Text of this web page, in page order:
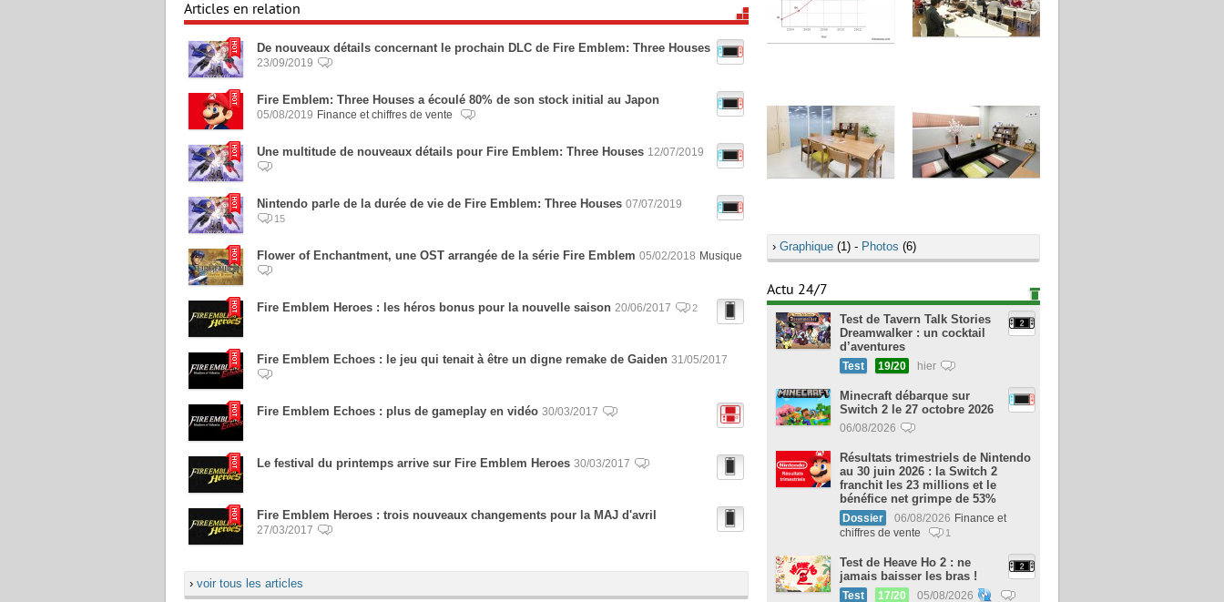
Articles en relation
De nouveaux détails concernant le prochain DLC de Fire Emblem: Three Houses
23/09/2019
Fire Emblem: Three Houses a écoulé 80% de son stock initial au Japon
05/08/2019 Finance et chiffres de vente
Une multitude de nouveaux détails pour Fire Emblem: Three Houses 12/07/2019
Nintendo parle de la durée de vie de Fire Emblem: Three Houses 07/07/2019
15
Flower of Enchantment, une OST arrangée de la série Fire Emblem 05/02/2018 Musique
Fire Emblem Heroes : les héros bonus pour la nouvelle saison 20/06/2017 2
Fire Emblem Echoes : le jeu qui tenait à être un digne remake de Gaiden 31/05/2017
Fire Emblem Echoes : plus de gameplay en vidéo 30/03/2017
Le festival du printemps arrive sur Fire Emblem Heroes 30/03/2017
Fire Emblem Heroes : trois nouveaux changements pour la MAJ d'avril
27/03/2017
› voir tous les articles
› Graphique (1) - Photos (6)
Actu 24/7
Test de Tavern Talk Stories
Dreamwalker : un cocktail
d’aventures
Test 19/20 hier
Minecraft débarque sur
Switch 2 le 27 octobre 2026
06/08/2026
Résultats trimestriels de Nintendo
au 30 juin 2026 : la Switch 2
franchit les 23 millions et le
bénéfice net grimpe de 53%
Dossier 06/08/2026 Finance et
chiffres de vente
1
Test de Heave Ho 2 : ne
jamais baisser les bras !
Test 17/20 05/08/2026